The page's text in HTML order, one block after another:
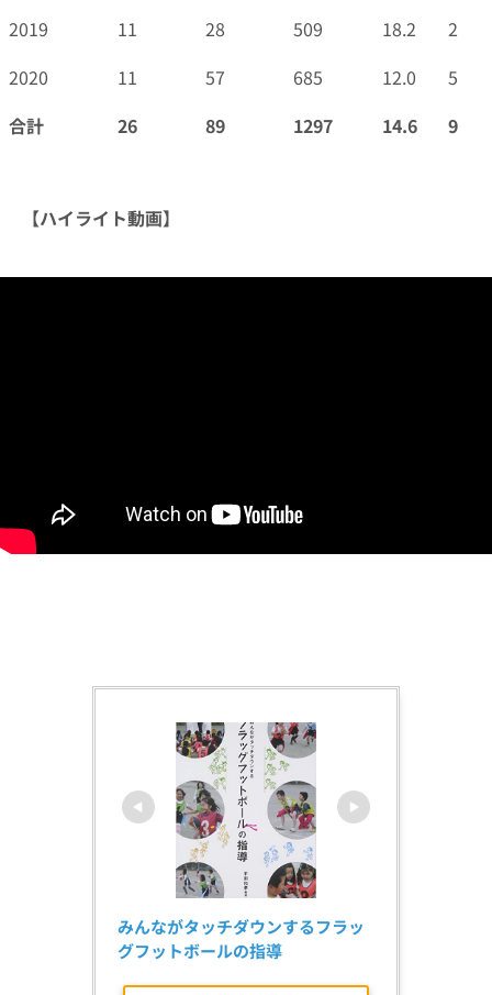
2019
11 28 509 18.2
2
2020
11 57 685 12.0
5
合計
26 89 1297 14.6 9
【ハイライト動画】
みんながタッチダウンするフラッ
グフットボールの指導